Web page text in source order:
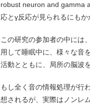
robust neuron and gamma
応とγ反応が見られるにも
この研究の参加者の中には
用して睡眠中に、様々な音
活動とともに、局所の脳波
もし全く音の情報処理が行
想されるが、実際はノンレ